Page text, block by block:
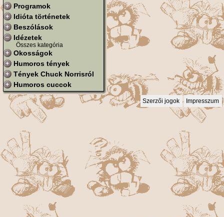
Programok
Idióta történetek
Beszólások
Idézetek
Összes kategória
Okosságok
Humoros tények
Tények Chuck Norrisról
Humoros cuccok
Szerzői jogok Impresszum